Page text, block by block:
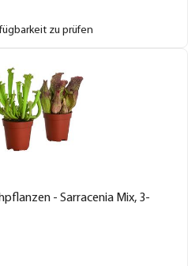
zu prüfen
- Sarracenia Mix, 3-